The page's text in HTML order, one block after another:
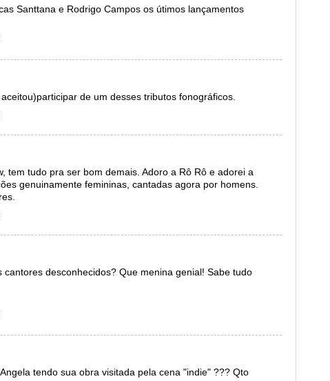
Santtana e Rodrigo Campos os útimos lançamentos
de um desses tributos fonográficos.
tem tudo pra ser bom demais. Adoro a Rô Rô e adorei a
genuinamente femininas, cantadas agora por homens.
cantores desconhecidos? Que menina genial! Sabe tudo
tendo sua obra visitada pela cena "indie" ??? Qto